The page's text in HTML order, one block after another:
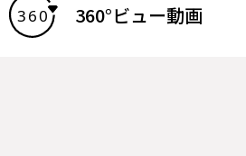
360°ビュー動画